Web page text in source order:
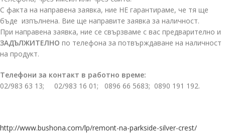
С факта на направена заявка, ние НЕ гарантираме, че тя ще
бъде изпълнена. Вие ще направите заявка за наличност.
При направена заявка, ние се свързваме с вас предварително и
ЗАДЪЛЖИТЕЛНО по телефона за потвърждаване на наличност
на продукт.
Телефони за контакт в работно време:
02/983 63 13; 02/983 16 01; 0896 66 5683; 0890 191 192.
http://www.bushona.com/lp/remont-na-parkside-silver-crest/